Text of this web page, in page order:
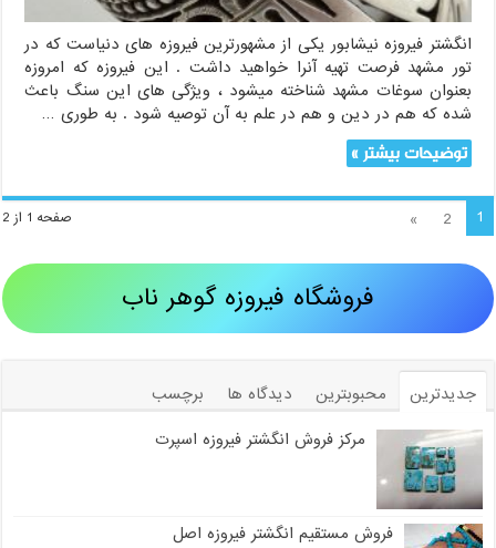
انگشتر فیروزه نیشابور یکی از مشهورترین فیروزه های دنیاست که در
تور مشهد فرصت تهیه آنرا خواهید داشت . این فیروزه که امروزه
بعنوان سوغات مشهد شناخته میشود ، ویژگی های این سنگ باعث
شده که هم در دین و هم در علم به آن توصیه شود . به طوری …
توضیحات بیشتر »
صفحه 1 از 2 1
2
»
فروشگاه فیروزه گوهر ناب
جدیدترین محبوبترین دیدگاه ها
برچسب
مرکز فروش انگشتر فیروزه اسپرت
فروش مستقیم انگشتر فیروزه اصل